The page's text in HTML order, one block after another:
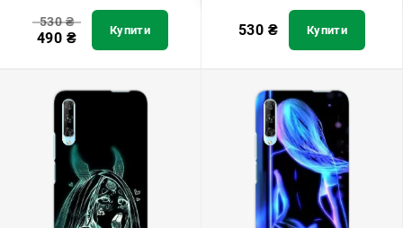
530₴
490 ₴ Купити 530 ₴ Купити